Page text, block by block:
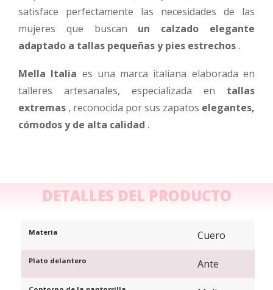
satisface perfectamente las necesidades de las
mujeres que buscan un calzado elegante
adaptado a tallas pequeñas y pies estrechos.
Mella Italia es una marca italiana elaborada en
talleres artesanales, especializada en tallas
extremas , reconocida por sus zapatos elegantes,
cómodos y de alta calidad .
DETALLES DEL PRODUCTO
Materia Cuero
Plato delantero Ante